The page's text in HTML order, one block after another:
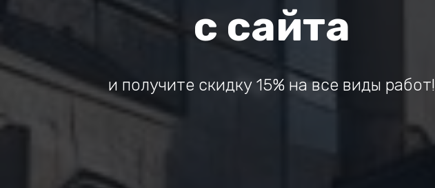
с сайта
и получите скидку 15% на все виды работ!